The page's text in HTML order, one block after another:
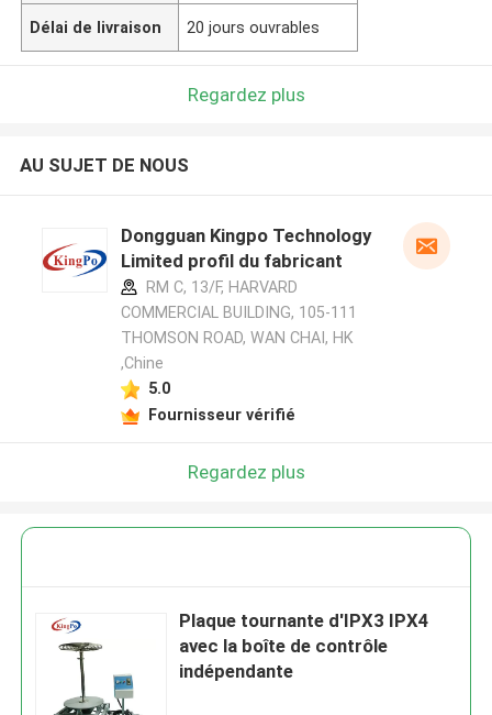
Délai de livraison 20 jours ouvrables
Regardez plus
AU SUJET DE NOUS
Dongguan Kingpo Technology
Limited profil du fabricant
RM C, 13/F, HARVARD
COMMERCIAL BUILDING, 105-111
THOMSON ROAD, WAN CHAI, HK
,Chine
5.0
Fournisseur vérifié
Regardez plus
Plaque tournante d'IPX3 IPX4
avec la boîte de contrôle
indépendante